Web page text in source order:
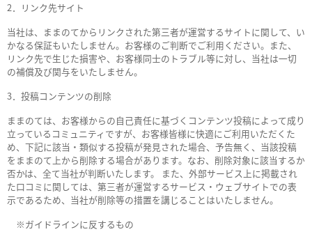
2．リンク先サイト
当社は、ままのてからリンクされた第三者が運営するサイトに関して、い
かなる保証もいたしません。お客様のご判断でご利用ください。また、
リンク先で生じた損害や、お客様同士のトラブル等に対し、当社は一切
の補償及び関与をいたしません。
3．投稿コンテンツの削除
ままのては、お客様からの自己責任に基づくコンテンツ投稿によって成り
立っているコミュニティですが、お客様皆様に快適にご利用いただくた
め、下記に該当・類似する投稿が発見された場合、予告無く、当該投稿
をままのて上から削除する場合があります。なお、削除対象に該当するか
否かは、全て当社が判断いたします。 また、外部サービス上に掲載され
た口コミに関しては、第三者が運営するサービス・ウェブサイトでの表
示であるため、当社が削除等の措置を講じることはいたしません。
※ガイドラインに反するもの